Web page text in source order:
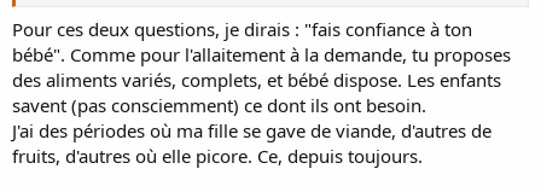
Pour ces deux questions, je dirais : "fais confiance à ton
bébé". Comme pour l'allaitement à la demande, tu proposes
des aliments variés, complets, et bébé dispose. Les enfants
savent (pas consciemment) ce dont ils ont besoin.
J'ai des périodes où ma fille se gave de viande, d'autres de
fruits, d'autres où elle picore. Ce, depuis toujours.